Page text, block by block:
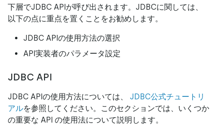
下層でJDBC APIが呼び出されます。JDBCに関しては、
以下の点に重点を置くことをお勧めします。
JDBC APIの使用方法の選択
API実装者のパラメータ設定
JDBC API
JDBC APIの使用方法については、 JDBC公式チュートリ
アルを参照してください。このセクションでは、いくつか
の重要な API の使用法について説明します。